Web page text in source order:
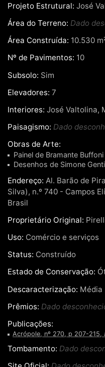
Projeto Estrutural: José
Área do Terreno: Dado
Área Construída: 10.530
Nº de Pavimentos: 10
Subsolo: Sim
Elevadores: 7
Interiores: José Valtolina,
Paisagismo: Dado
Obras de Arte:
Painel de Bramante Buffoni
Desenhos de Simone
Endereço: Al. Barão de
Silva), n.º 740 - Campos
Brasil
Proprietário Original:
Uso: Comércio e serviços
Status: Construído
Estado de Conservação:
Descaracterização: Média
Prêmios: Dado
Publicações:
Acrópole, nº 270, p 207-215,
Tombamento: Dado